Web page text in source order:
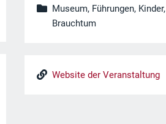
Museum, Führungen, Kinder,
Brauchtum
Website der Veranstaltung